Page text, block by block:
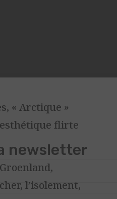
« Arctique »
flirte
l’isolement,
newsletter